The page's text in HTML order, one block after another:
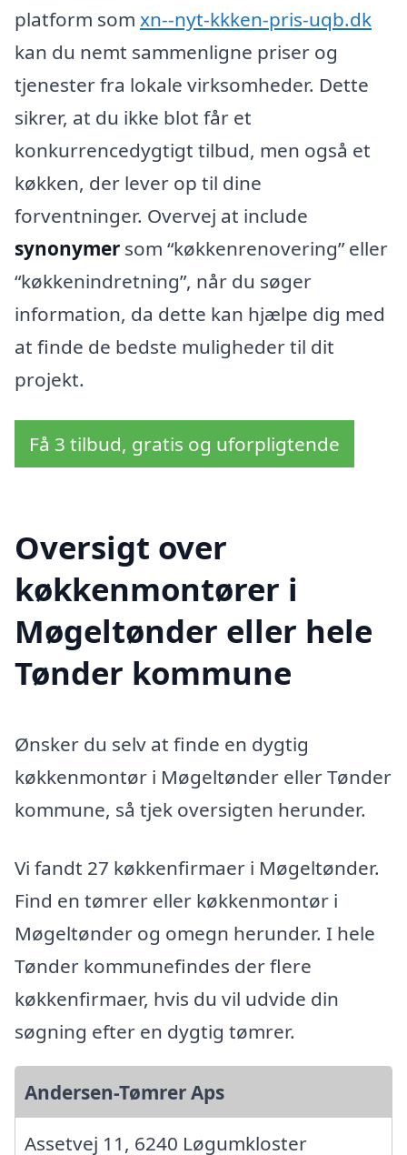
platform som xn--nyt-kkken-pris-uqb.dk
kan du nemt sammenligne priser og
tjenester fra lokale virksomheder. Dette
sikrer, at du ikke blot får et
konkurrencedygtigt tilbud, men også et
køkken, der lever op til dine
forventninger. Overvej at include
synonymer som “køkkenrenovering” eller
“køkkenindretning”, når du søger
information, da dette kan hjælpe dig med
at finde de bedste muligheder til dit
projekt.
Få 3 tilbud, gratis og uforpligtende
Oversigt over
køkkenmontører i
Møgeltønder eller hele
Tønder kommune
Ønsker du selv at finde en dygtig
køkkenmontør i Møgeltønder eller Tønder
kommune, så tjek oversigten herunder.
Vi fandt 27 køkkenfirmaer i Møgeltønder.
Find en tømrer eller køkkenmontør i
Møgeltønder og omegn herunder. I hele
Tønder kommunefindes der flere
køkkenfirmaer, hvis du vil udvide din
søgning efter en dygtig tømrer.
Andersen-Tømrer Aps
Assetvej 11, 6240 Løgumkloster